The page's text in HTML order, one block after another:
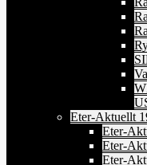
Eter-Aktuellt
Eter-
Eter-
Eter-